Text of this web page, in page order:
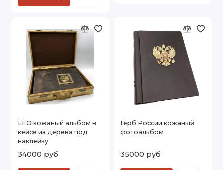
LEO кожаный альбом в
кейсе из дерева под
наклейку
34000 руб
Герб России кожаный
фотоальбом
35000 руб